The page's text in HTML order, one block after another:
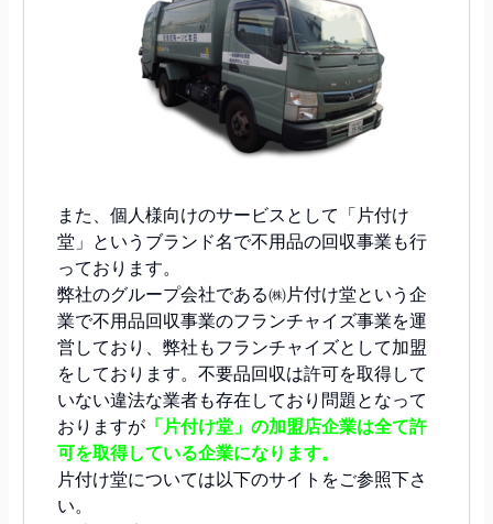
また、個人様向けのサービスとして「片付け
堂」というブランド名で不用品の回収事業も行
っております。
弊社のグループ会社である㈱片付け堂という企
業で不用品回収事業のフランチャイズ事業を運
営しており、弊社もフランチャイズとして加盟
をしております。不要品回収は許可を取得して
いない違法な業者も存在しており問題となって
おりますが「片付け堂」の加盟店企業は全て許
可を取得している企業になります。
片付け堂については以下のサイトをご参照下さ
い。